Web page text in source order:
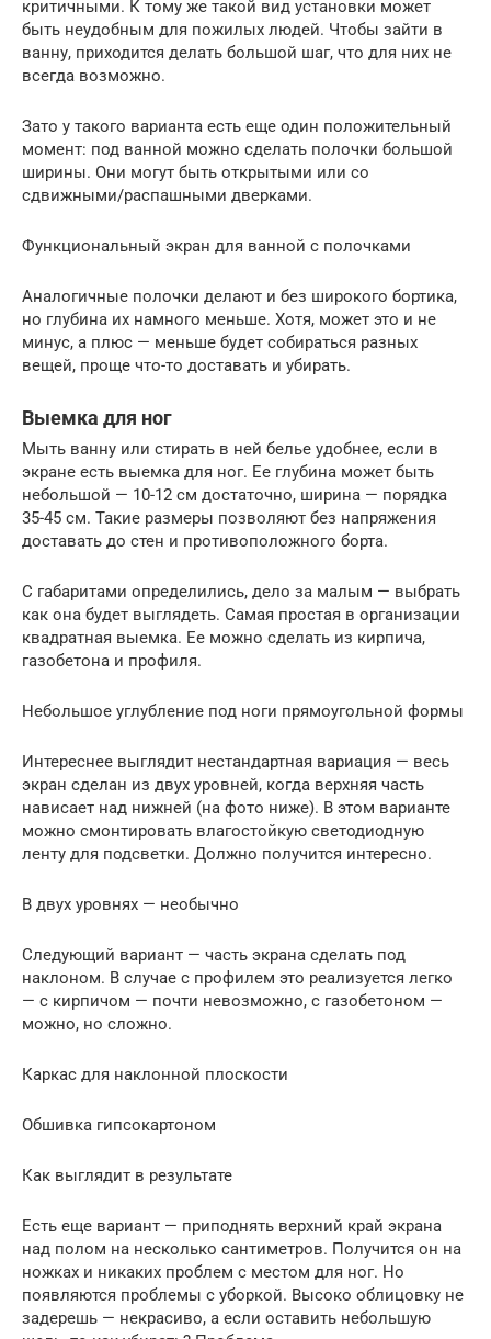
критичными. К тому же такой вид установки может
быть неудобным для пожилых людей. Чтобы зайти в
ванну, приходится делать большой шаг, что для них не
всегда возможно.
Зато у такого варианта есть еще один положительный
момент: под ванной можно сделать полочки большой
ширины. Они могут быть открытыми или со
сдвижными/распашными дверками.
Функциональный экран для ванной с полочками
Аналогичные полочки делают и без широкого бортика,
но глубина их намного меньше. Хотя, может это и не
минус, а плюс — меньше будет собираться разных
вещей, проще что-то доставать и убирать.
Выемка для ног
Мыть ванну или стирать в ней белье удобнее, если в
экране есть выемка для ног. Ее глубина может быть
небольшой — 10-12 см достаточно, ширина — порядка
35-45 см. Такие размеры позволяют без напряжения
доставать до стен и противоположного борта.
С габаритами определились, дело за малым — выбрать
как она будет выглядеть. Самая простая в организации
квадратная выемка. Ее можно сделать из кирпича,
газобетона и профиля.
Небольшое углубление под ноги прямоугольной формы
Интереснее выглядит нестандартная вариация — весь
экран сделан из двух уровней, когда верхняя часть
нависает над нижней (на фото ниже). В этом варианте
можно смонтировать влагостойкую светодиодную
ленту для подсветки. Должно получится интересно.
В двух уровнях — необычно
Следующий вариант — часть экрана сделать под
наклоном. В случае с профилем это реализуется легко
— с кирпичом — почти невозможно, с газобетоном —
можно, но сложно.
Каркас для наклонной плоскости
Обшивка гипсокартоном
Как выглядит в результате
Есть еще вариант — приподнять верхний край экрана
над полом на несколько сантиметров. Получится он на
ножках и никаких проблем с местом для ног. Но
появляются проблемы с уборкой. Высоко облицовку не
задерешь — некрасиво, а если оставить небольшую